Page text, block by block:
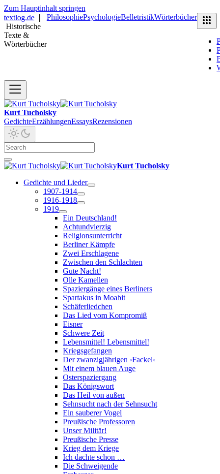
Zum Hauptinhalt springen
textlog.de
Historische
Texte &
Wörterbücher
PhilosophiePsychologieBelletristikWörterbücher
Kurt Tucholsky
GedichteErzählungenEssaysRezensionen
Kurt Tucholsky
Gedichte und Lieder
1907-1914
1916-1918
1919
Ein Deutschland!
Achtundvierzig
Religionsunterricht
Berliner Kämpfe
Zwei Erschlagene
Zwischen den Schlachten
Gute Nacht!
Olle Kamellen
Spaziergänge eines Berliners
Spartakus in Moabit
Schäferliedchen
Das Lied vom Kompromiß
Eisner
Schwere Zeit
Lebensmittel! Lebensmittel!
Kriegsgefangen
Der zwanzigjährigen ›Fackel‹
Mit einem blauen Auge
Osterspaziergang
Das Königswort
Das Heil von außen
Sehnsucht nach der Sehnsucht
Ein sauberer Vogel
Preußische Professoren
Unser Militär!
Preußische Presse
Krieg dem Kriege
Ich dachte schon …
Die Schweigende